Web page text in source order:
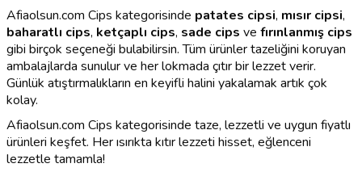
Afiaolsun.com Cips kategorisinde patates cipsi, mısır cipsi,
baharatlı cips, ketçaplı cips, sade cips ve fırınlanmış cips
gibi birçok seçeneği bulabilirsin. Tüm ürünler tazeliğini koruyan
ambalajlarda sunulur ve her lokmada çıtır bir lezzet verir.
Günlük atıştırmalıkların en keyifli halini yakalamak artık çok
kolay.
Afiaolsun.com Cips kategorisinde taze, lezzetli ve uygun fiyatlı
ürünleri keşfet. Her ısırıkta kıtır lezzeti hisset, eğlenceni
lezzetle tamamla!